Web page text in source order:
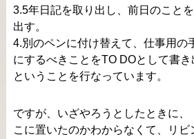
3.5年日記を取り出し、前日のこと
出す。
4.別のペンに付け替えて、仕事用の
にするべきことをTO DOとして書き
ということを行なっています。
ですが、いざやろうとしたときに
こに置いたのかわからなくて、リ